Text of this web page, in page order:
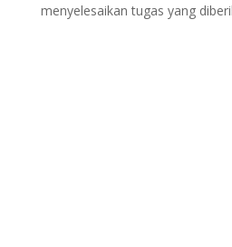
menyelesaikan tugas yang